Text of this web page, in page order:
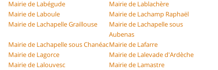
Mairie de Labégude
Mairie de Lablachère
Mairie de Laboule
Mairie de Lachamp Raphaël
Mairie de Lachapelle Graillouse
Mairie de Lachapelle sous
Aubenas
Mairie de Lachapelle sous ChanéacMairie de Lafarre
Mairie de Lagorce
Mairie de Lalevade d'Ardèche
Mairie de Lalouvesc
Mairie de Lamastre